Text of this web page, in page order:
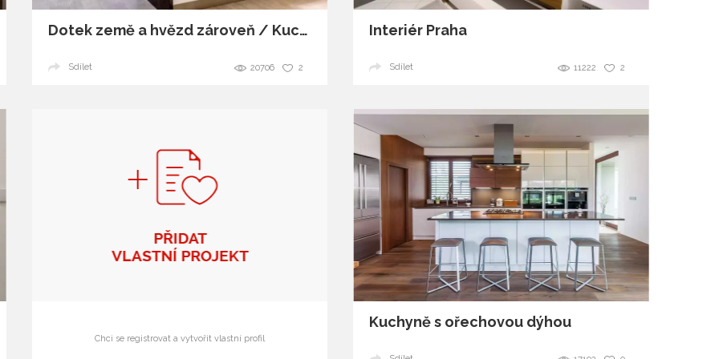
Dotek země a hvězd zároveň / Kuchyně NOBLE
2
20706
Sdílet
Interiér Praha
2
11222
Sdílet
Chci se registrovat a vytvořit vlastní profil
Kuchyně s ořechovou dýhou